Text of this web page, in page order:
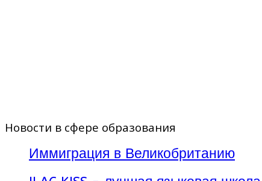
Внимание!!! Стипендия
Новости в сфере образования
Иммиграция в Великобританию